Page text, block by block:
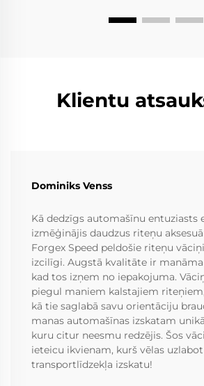
Klientu
Dominiks Venss
Kā dedzīgs automašīnu entuziasts
izmēģinājis daudzus riteņu
Forgex Speed peldošie riteņu
izcilīgi. Augstā kvalitāte ir
kad tos izņem no iepakojuma.
piegul maniem kalstajiem
kā tie saglabā savu orientāciju
manas automašīnas izskatam
kuru citur neesmu redzējis. Šos
ieteicu ikvienam, kurš vēlas uzlabot
transportlīdzekļa izskatu!